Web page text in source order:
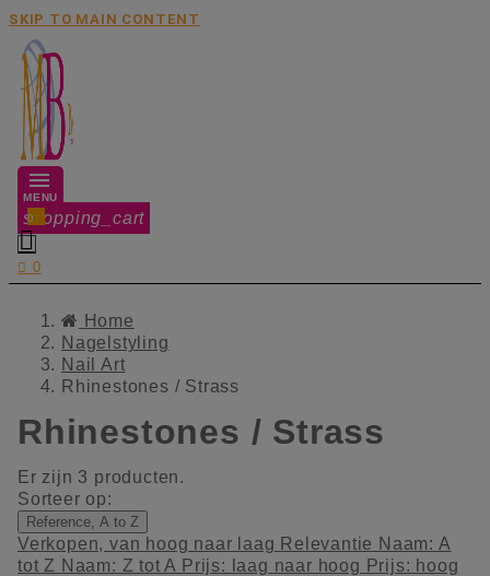
SKIP TO MAIN CONTENT
MENU
shopping_cart
0

 0
Home
Nagelstyling
Nail Art
Rhinestones / Strass
Rhinestones / Strass
Er zijn 3 producten.
Sorteer op:
Reference, A to Z
Verkopen, van hoog naar laag Relevantie Naam: A
tot Z Naam: Z tot A Prijs: laag naar hoog Prijs: hoog